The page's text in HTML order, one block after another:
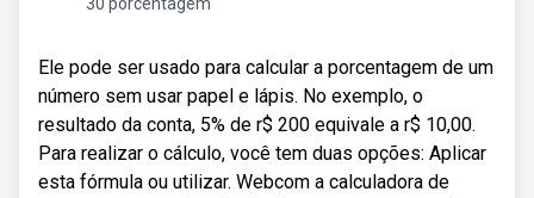
Ele pode ser usado para calcular a porcentagem de um
número sem usar papel e lápis. No exemplo, o
resultado da conta, 5% de r$ 200 equivale a r$ 10,00.
Para realizar o cálculo, você tem duas opções: Aplicar
esta fórmula ou utilizar. Webcom a calculadora de